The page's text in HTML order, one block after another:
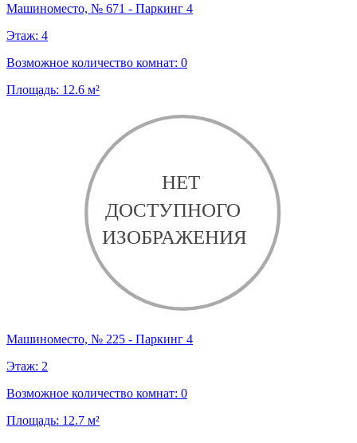
Машиноместо, № 671 - Паркинг 4
Этаж: 4
Возможное количество комнат: 0
Площадь: 12.6 м²
Машиноместо, № 225 - Паркинг 4
Этаж: 2
Возможное количество комнат: 0
Площадь: 12.7 м²